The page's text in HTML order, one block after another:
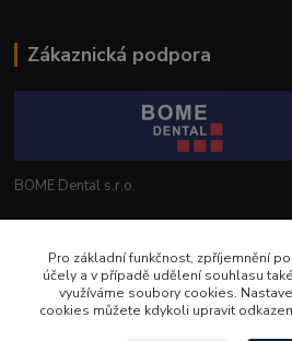
Zákaznická podpora
BOME Dental s.r.o.
info@bomedental.eu
Pro základní funkčnost, zpříjemnění
účely a v případě udělení souhlasu
využíváme soubory cookies.
cookies můžete kdykoli upravit